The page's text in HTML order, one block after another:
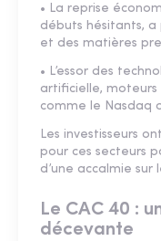
• La reprise
débuts hésitants, a
et des matières
• L’essor des
artificielle, moteurs
comme le Nasdaq
Les investisseurs
pour ces secteurs
d’une accalmie
Le CAC 40 :
décevante